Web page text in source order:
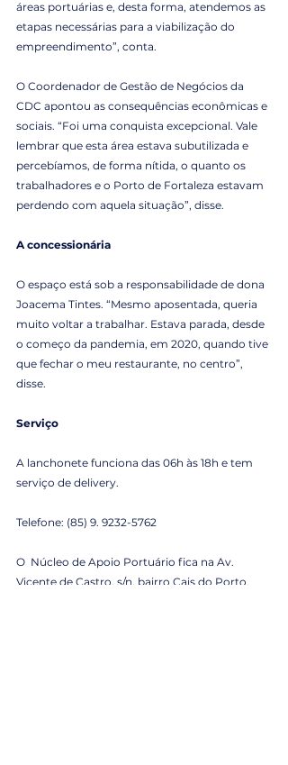
áreas portuárias e, desta forma, atendemos as
etapas necessárias para a viabilização do
empreendimento”, conta.
O Coordenador de Gestão de Negócios da
CDC apontou as consequências econômicas e
sociais. “Foi uma conquista excepcional. Vale
lembrar que esta área estava subutilizada e
percebíamos, de forma nítida, o quanto os
trabalhadores e o Porto de Fortaleza estavam
perdendo com aquela situação”, disse.
A concessionária
O espaço está sob a responsabilidade de dona
Joacema Tintes. “Mesmo aposentada, queria
muito voltar a trabalhar. Estava parada, desde
o começo da pandemia, em 2020, quando tive
que fechar o meu restaurante, no centro”,
disse.
Serviço
A lanchonete funciona das 06h às 18h e tem
serviço de delivery.
Telefone: (85) 9. 9232-5762
O  Núcleo de Apoio Portuário fica na Av.
Vicente de Castro, s/n, bairro Cais do Porto,